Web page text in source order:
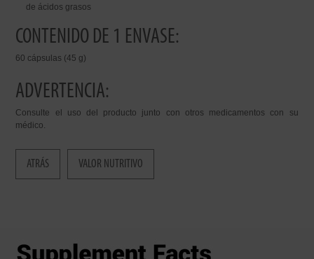
de ácidos grasos
CONTENIDO DE 1 ENVASE:
60 cápsulas (45 g)
ADVERTENCIA:
Consulte el uso del producto junto con otros medicamentos con su
médico.
ATRÁS VALOR NUTRITIVO